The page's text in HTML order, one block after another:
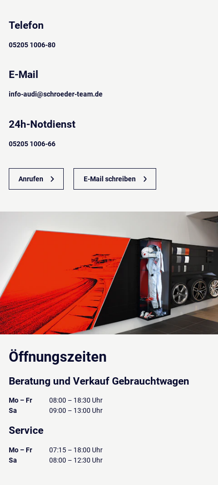
Telefon
05205 1006-80
E-Mail
info-audi@schroeder-team.de
24h-Notdienst
05205 1006-66
Anrufen E-Mail schreiben
Öffnungszeiten
Beratung und Verkauf Gebrauchtwagen
Mo – Fr
08:00 – 18:30 Uhr
Sa
09:00 – 13:00 Uhr
Service
Mo – Fr
07:15 – 18:00 Uhr
Sa
08:00 – 12:30 Uhr